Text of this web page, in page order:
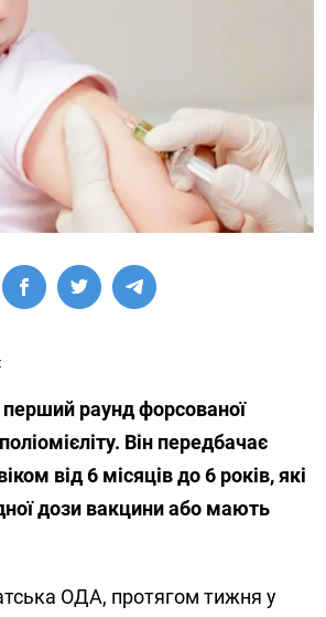
перший раунд форсованої
Він передбачає
від 6 місяців до 6 років, які
дози вакцини або мають
ОДА, протягом тижня у